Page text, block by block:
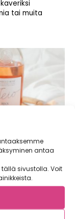
antaa
sivustolla. Voit
tai muita
kesäisen